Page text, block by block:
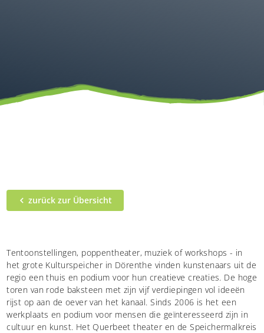
zurück zur Übersicht
Tentoonstellingen, poppentheater, muziek of workshops - in
het grote Kulturspeicher in Dörenthe vinden kunstenaars uit de
regio een thuis en podium voor hun creatieve creaties. De hoge
toren van rode baksteen met zijn vijf verdiepingen vol ideeën
rijst op aan de oever van het kanaal. Sinds 2006 is het een
werkplaats en podium voor mensen die geïnteresseerd zijn in
cultuur en kunst. Het Querbeet theater en de Speichermalkreis